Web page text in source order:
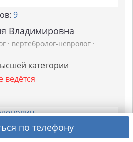
9
Владимировна
· вертебролог-невролог ·
категории
ведётся
по телефону